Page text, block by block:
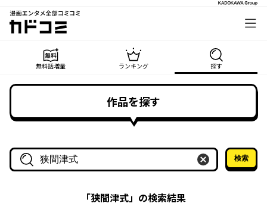
漫画エンタメ全部コミコミ
カドコミ
無料話増量 ランキング 探す
作品を探す
作品名・作家名で探す
検索
「狭間津式」の検索結果